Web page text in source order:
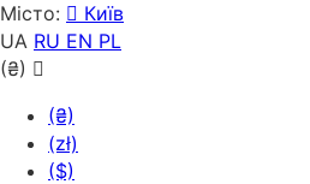
Місто:
Київ
UA RU EN PL
(₴)
(₴)
(zł)
($)